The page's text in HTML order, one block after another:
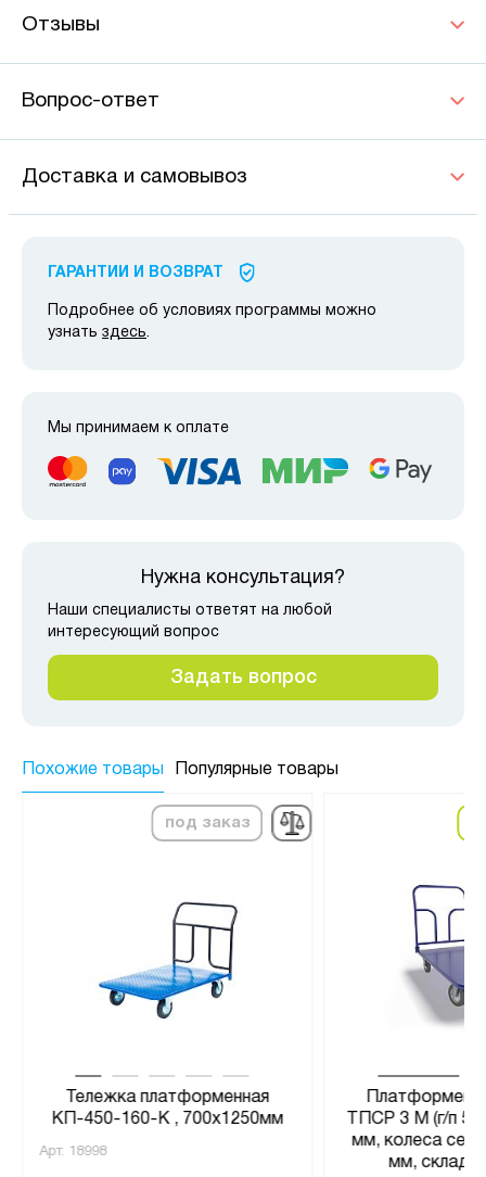
Отзывы
Вопрос-ответ
Доставка и самовывоз
ГАРАНТИИ И ВОЗВРАТ
Подробнее об условиях программы можно
узнать здесь.
Мы принимаем к оплате
Нужна консультация?
Наши специалисты ответят на любой
интересующий вопрос
Задать вопрос
Похожие товары Популярные товары
под заказ
Тележка платформенная
КП-450-160-К , 700х1250мм
Арт. 18998
ТПСР 3 М (г/п
мм, колеса
мм,